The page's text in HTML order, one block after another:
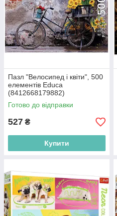
Пазл "Велосипед і квіти", 500
елементів Educa
(8412668179882)
Готово до відправки
527 ₴
Купити